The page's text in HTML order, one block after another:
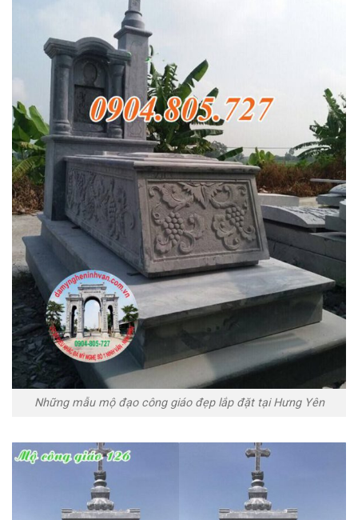
Những mẫu mộ đạo công giáo đẹp lắp đặt tại Hưng Yên